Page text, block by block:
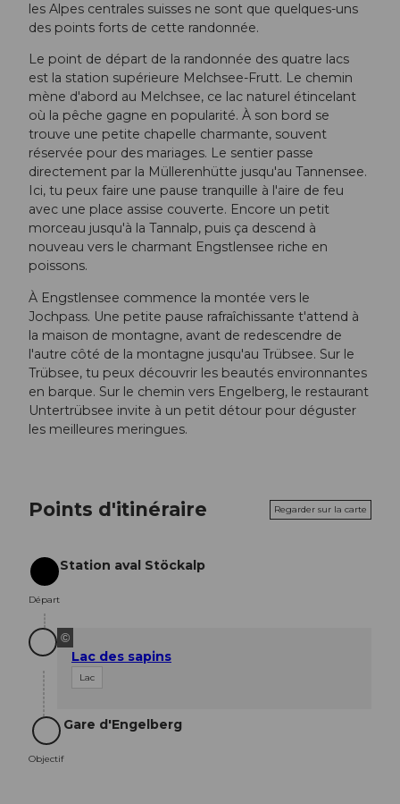
les Alpes centrales suisses ne sont que quelques-uns
des points forts de cette randonnée.
Le point de départ de la randonnée des quatre lacs
est la station supérieure Melchsee-Frutt. Le chemin
mène d'abord au Melchsee, ce lac naturel étincelant
où la pêche gagne en popularité. À son bord se
trouve une petite chapelle charmante, souvent
réservée pour des mariages. Le sentier passe
directement par la Müllerenhütte jusqu'au Tannensee.
Ici, tu peux faire une pause tranquille à l'aire de feu
avec une place assise couverte. Encore un petit
morceau jusqu'à la Tannalp, puis ça descend à
nouveau vers le charmant Engstlensee riche en
poissons.
À Engstlensee commence la montée vers le
Jochpass. Une petite pause rafraîchissante t'attend à
la maison de montagne, avant de redescendre de
l'autre côté de la montagne jusqu'au Trübsee. Sur le
Trübsee, tu peux découvrir les beautés environnantes
en barque. Sur le chemin vers Engelberg, le restaurant
Untertrübsee invite à un petit détour pour déguster
les meilleures meringues.
Points d'itinéraire Regarder sur la carte
Départ
Départ
Station aval Stöckalp
©
Lac des sapins
Lac
Objectif
Objectif
Gare d'Engelberg